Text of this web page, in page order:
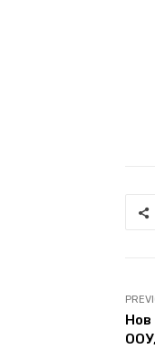
Нов